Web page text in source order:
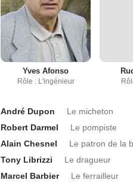
Yves Afonso
Rôle : L'ingénieur
André Dupon
Le micheton
Robert Darmel
Le pompiste
Alain Chesnel
Le patron de la
Tony Librizzi
Le dragueur
Marcel Barbier
Le ferrailleur